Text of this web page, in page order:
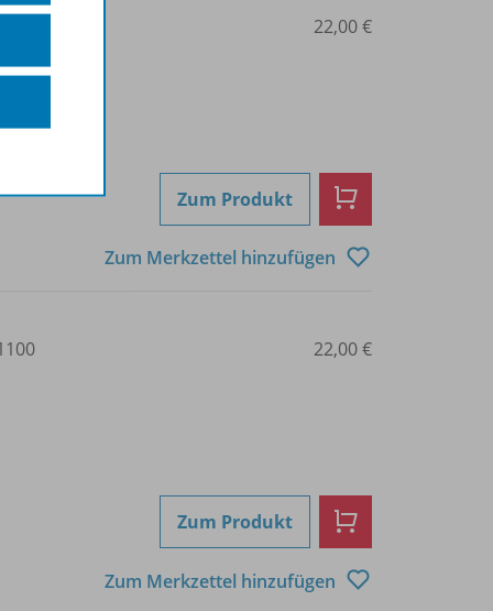
22,00 €
Zum Produkt
Zum Merkzettel hinzufügen
22,00 €
Zum Produkt
Zum Merkzettel hinzufügen